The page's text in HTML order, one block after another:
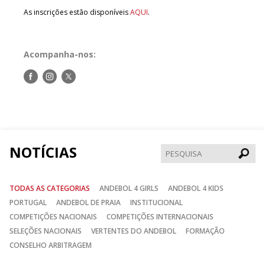
As inscrições estão disponíveisAQUI.
Acompanha-nos:
Siga-Siga-Siga-
NOTÍCIAS
TODAS AS CATEGORIAS ANDEBOL 4 GIRLS
ANDEBOL 4 KIDS
PORTUGAL
ANDEBOL DE PRAIA
INSTITUCIONAL
COMPETIÇÕES NACIONAIS
COMPETIÇÕES INTERNACIONAIS
SELEÇÕES NACIONAIS
VERTENTES DO ANDEBOL
FORMAÇÃO
CONSELHO ARBITRAGEM